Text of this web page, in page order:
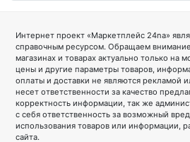
Интернет проект «Маркетплейс 24na»
справочным ресурсом. Обращаем
магазинах и товарах актуально только на
цены и другие параметры товаров,
оплаты и доставки не являются рекламой
несет ответственности за качество
корректность информации, так же
с себя ответственность за возможный
использования товаров или информации,
сайта.